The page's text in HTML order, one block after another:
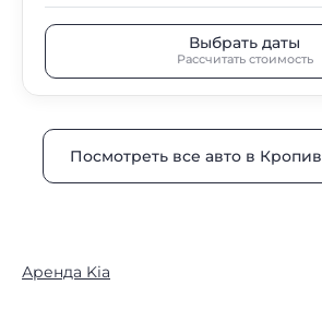
Выбрать даты
Рассчитать стоимость
Посмотреть все авто в
Аренда Kia